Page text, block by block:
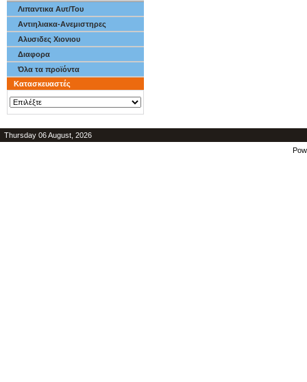
Λιπαντικα Αυτ/Του
Αντιηλιακα-Ανεμιστηρες
Αλυσιδες Χιονιου
Διαφορα
Όλα τα προϊόντα
Κατασκευαστές
Thursday 06 August, 2026